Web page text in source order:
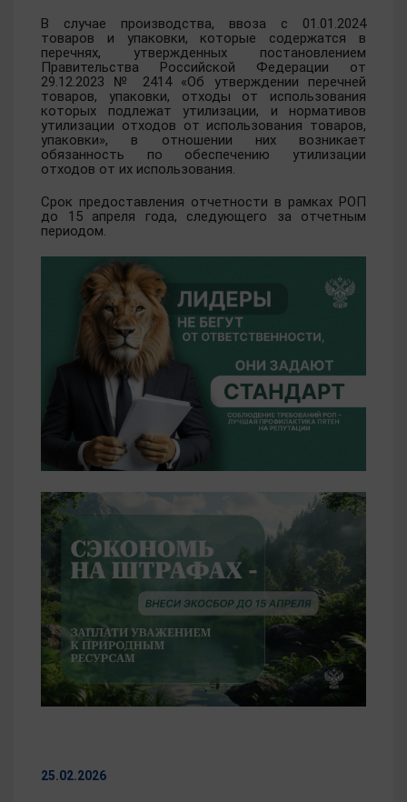
В случае производства, ввоза с 01.01.2024
товаров и упаковки, которые содержатся в
перечнях, утвержденных постановлением
Правительства Российской Федерации от
29.12.2023 № 2414 «Об утверждении перечней
товаров, упаковки, отходы от использования
которых подлежат утилизации, и нормативов
утилизации отходов от использования товаров,
упаковки», в отношении них возникает
обязанность по обеспечению утилизации
отходов от их использования.
Срок предоставления отчетности в рамках РОП
до 15 апреля года, следующего за отчетным
периодом.
25.02.2026